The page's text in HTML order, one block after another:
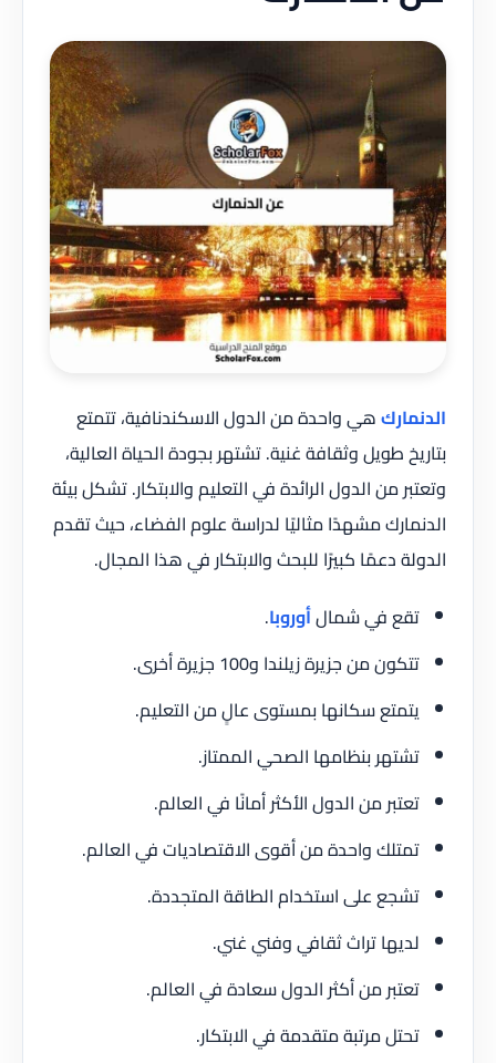
الدنماركهي واحدة من الدول الاسكندنافية، تتمتع
بتاريخ طويل وثقافة غنية. تشتهر بجودة الحياة العالية،
وتعتبر من الدول الرائدة في التعليم والابتكار. تشكل بيئة
الدنمارك مشهدًا مثاليًا لدراسة علوم الفضاء، حيث تقدم
الدولة دعمًا كبيرًا للبحث والابتكار في هذا المجال.
تقع في شمالأوروبا.
تتكون من جزيرة زيلندا و100 جزيرة أخرى.
يتمتع سكانها بمستوى عالٍ من التعليم.
تشتهر بنظامها الصحي الممتاز.
تعتبر من الدول الأكثر أمانًا في العالم.
تمتلك واحدة من أقوى الاقتصاديات في العالم.
تشجع على استخدام الطاقة المتجددة.
لديها تراث ثقافي وفني غني.
تعتبر من أكثر الدول سعادة في العالم.
تحتل مرتبة متقدمة في الابتكار.